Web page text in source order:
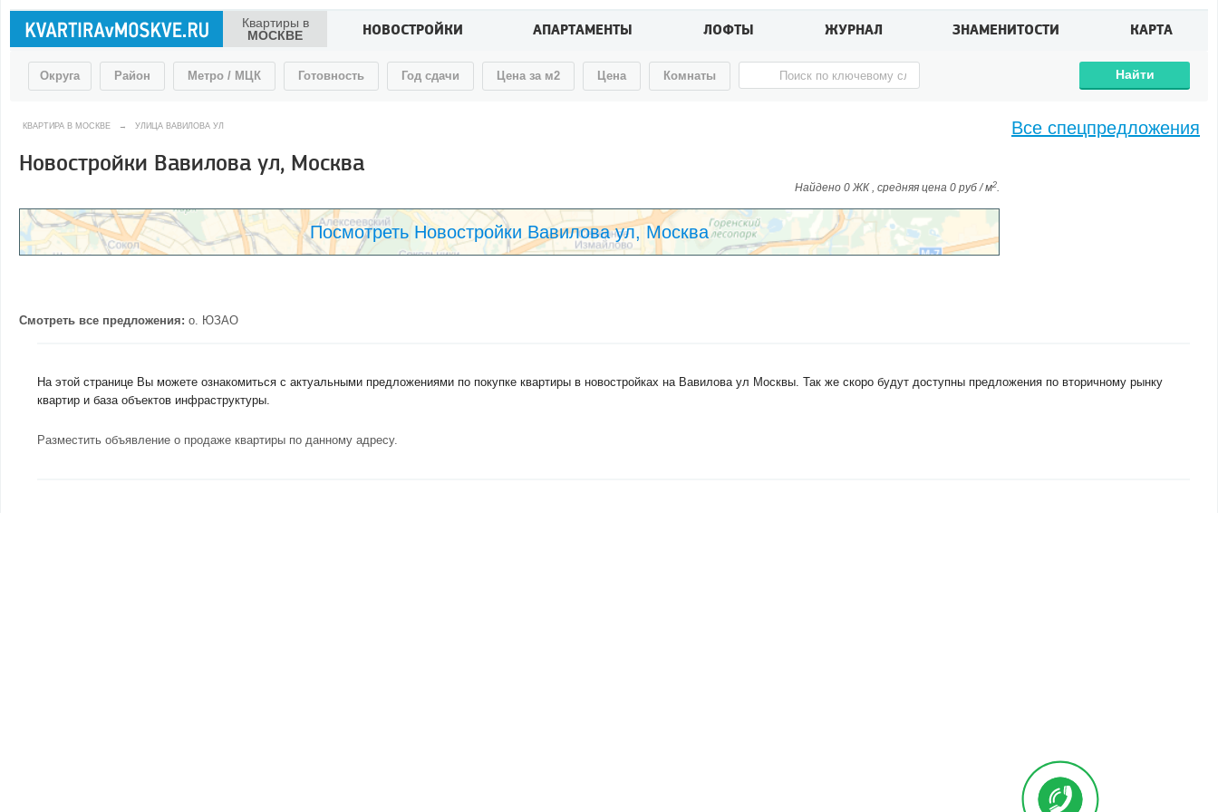
Квартиры в
МОСКВЕ
НОВОСТРОЙКИ АПАРТАМЕНТЫ ЛОФТЫ ЖУРНАЛ ЗНАМЕНИТОСТИ КАРТА
Округа Район Метро / МЦК Готовность Год сдачи Цена за м2 Цена Комнаты Найти
КВАРТИРА В МОСКВЕ → УЛИЦА ВАВИЛОВА УЛ
Новостройки Вавилова ул, Москва
Найдено 0 ЖК , средняя цена 0 руб / м2.
Посмотреть Новостройки Вавилова ул, Москва
Смотреть все предложения: о. ЮЗАО
Все спецпредложения
На этой странице Вы можете ознакомиться с актуальными предложениями по покупке квартиры в новостройках на Вавилова ул Москвы. Так же скоро будут доступны предложения по вторичному рынку
квартир и база объектов инфраструктуры.
Разместить объявление о продаже квартиры по данному адресу.